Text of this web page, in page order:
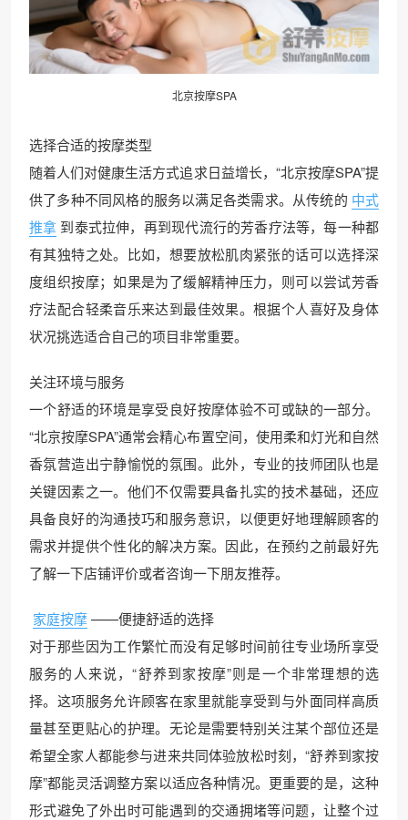
北京按摩SPA
选择合适的按摩类型
随着人们对健康生活方式追求日益增长，“北京按摩SPA”提
供了多种不同风格的服务以满足各类需求。从传统的 中式
推拿 到泰式拉伸，再到现代流行的芳香疗法等，每一种都
有其独特之处。比如，想要放松肌肉紧张的话可以选择深
度组织按摩；如果是为了缓解精神压力，则可以尝试芳香
疗法配合轻柔音乐来达到最佳效果。根据个人喜好及身体
状况挑选适合自己的项目非常重要。
关注环境与服务
一个舒适的环境是享受良好按摩体验不可或缺的一部分。
“北京按摩SPA”通常会精心布置空间，使用柔和灯光和自然
香氛营造出宁静愉悦的氛围。此外，专业的技师团队也是
关键因素之一。他们不仅需要具备扎实的技术基础，还应
具备良好的沟通技巧和服务意识，以便更好地理解顾客的
需求并提供个性化的解决方案。因此，在预约之前最好先
了解一下店铺评价或者咨询一下朋友推荐。
家庭按摩——便捷舒适的选择
对于那些因为工作繁忙而没有足够时间前往专业场所享受
服务的人来说，“舒养到家按摩”则是一个非常理想的选
择。这项服务允许顾客在家里就能享受到与外面同样高质
量甚至更贴心的护理。无论是需要特别关注某个部位还是
希望全家人都能参与进来共同体验放松时刻，“舒养到家按
摩”都能灵活调整方案以适应各种情况。更重要的是，这种
形式避免了外出时可能遇到的交通拥堵等问题，让整个过